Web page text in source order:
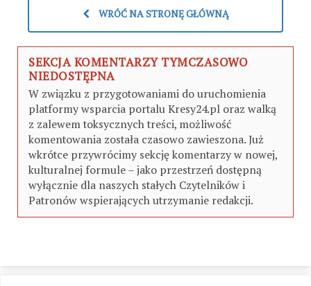
WRÓĆ NA STRONĘ GŁÓWNĄ
SEKCJA KOMENTARZY TYMCZASOWO
NIEDOSTĘPNA
W związku z przygotowaniami do uruchomienia
platformy wsparcia portalu Kresy24.pl oraz walką
z zalewem toksycznych treści, możliwość
komentowania została czasowo zawieszona. Już
wkrótce przywrócimy sekcję komentarzy w nowej,
kulturalnej formule – jako przestrzeń dostępną
wyłącznie dla naszych stałych Czytelników i
Patronów wspierających utrzymanie redakcji.